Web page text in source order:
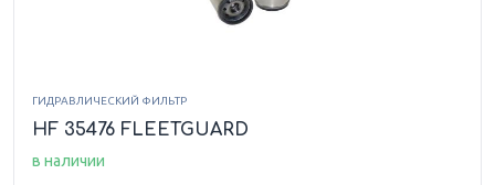
ГИДРАВЛИЧЕСКИЙ ФИЛЬТР
HF 35476 FLEETGUARD
в наличии